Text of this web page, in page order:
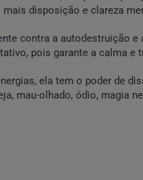
disposição e clareza
contra a autodestruição
pois garante a calma e
ela tem o poder de
mau-olhado, ódio, magia